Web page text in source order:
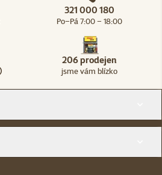
321 000 180
Po–Pá 7:00 – 18:00
206 prodejen
jsme vám blízko